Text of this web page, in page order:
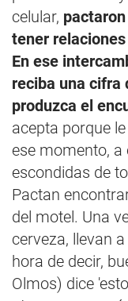
celular,
tener
En ese
reciba una cifra
produzca el
acepta porque
ese momento, a
escondidas de
Pactan
del motel. Una
cerveza, llevan
hora de decir,
Olmos) dice